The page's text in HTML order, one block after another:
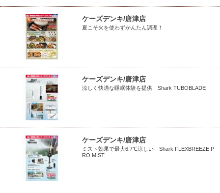
ケーズデンキ/唐津店
夏こそ火を使わずかんたん調理！
ケーズデンキ/唐津店
涼しく快適な睡眠体験を提供 Shark TUBOBLADE
ケーズデンキ/唐津店
ミスト効果で最大6.7℃涼しい Shark FLEXBREEZE P
RO MIST